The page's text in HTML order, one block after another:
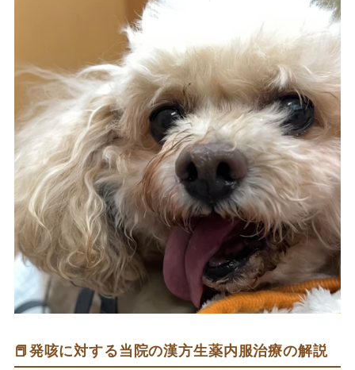
📕発咳に対する当院の漢方生薬内服治療の解説